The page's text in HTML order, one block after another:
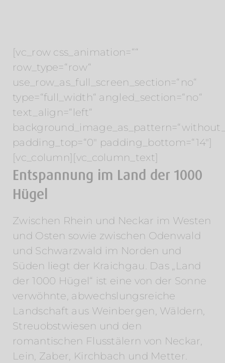
[vc_row css_animation=““
row_type=“row“
use_row_as_full_screen_section=“no“
type=“full_width“ angled_section=“no“
text_align=“left“
padding_top=“0″ padding_bottom=“14″]
[vc_column][vc_column_text]
Entspannung im Land der 1000
Hügel
Zwischen Rhein und Neckar im Westen
und Osten sowie zwischen Odenwald
und Schwarzwald im Norden und
Süden liegt der Kraichgau. Das „Land
der 1000 Hügel“ ist eine von der Sonne
verwöhnte, abwechslungsreiche
Landschaft aus Weinbergen, Wäldern,
Streuobstwiesen und den
romantischen Flusstälern von Neckar,
Lein, Zaber, Kirchbach und Metter.